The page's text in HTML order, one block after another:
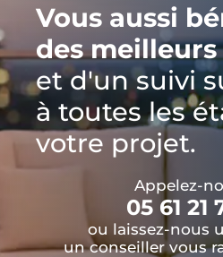
Vous aussi
des
et d'un suivi
à toutes les
votre projet.
Appelez-
05 61 21
ou laissez-nous
un conseiller vous